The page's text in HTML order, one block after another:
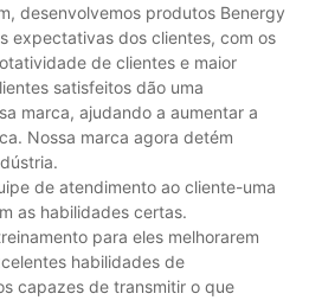
desenvolvemos produtos Benergy
expectativas dos clientes, com os
de clientes e maior
satisfeitos dão uma
marca, ajudando a aumentar a
Nossa marca agora detém
de atendimento ao cliente-uma
as habilidades certas.
para eles melhorarem
habilidades de
capazes de transmitir o que